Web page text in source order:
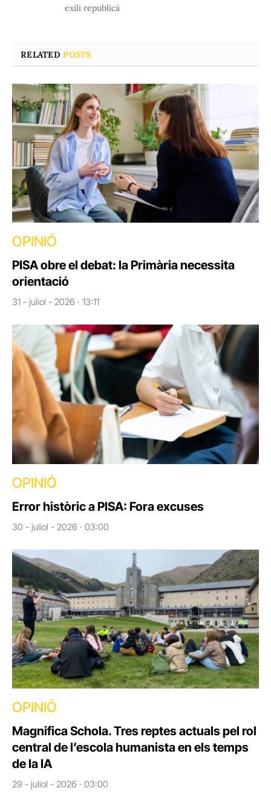
exili republicà
RELATEDPOSTS
OPINIÓ
PISA obre el debat: la Primària necessita
orientació
31 - juliol - 2026 · 13:11
OPINIÓ
Error històric a PISA: Fora excuses
30 - juliol - 2026 · 03:00
OPINIÓ
Magnifica Schola. Tres reptes actuals pel rol
central de l’escola humanista en els temps
de la IA
29 - juliol - 2026 · 03:00